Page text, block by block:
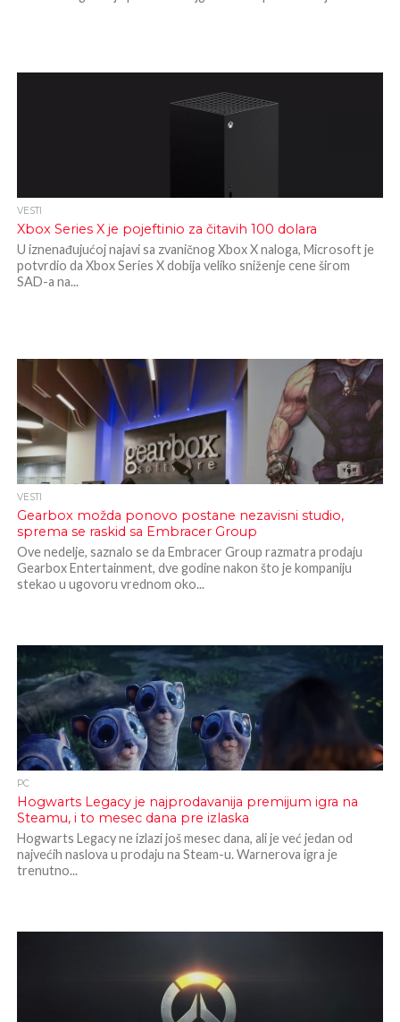
VESTI
Xbox Series X je pojeftinio za čitavih 100 dolara
U iznenađujućoj najavi sa zvaničnog Xbox X naloga, Microsoft je
potvrdio da Xbox Series X dobija veliko sniženje cene širom
SAD-a na...
VESTI
Gearbox možda ponovo postane nezavisni studio,
sprema se raskid sa Embracer Group
Ove nedelje, saznalo se da Embracer Group razmatra prodaju
Gearbox Entertainment, dve godine nakon što je kompaniju
stekao u ugovoru vrednom oko...
PC
Hogwarts Legacy je najprodavanija premijum igra na
Steamu, i to mesec dana pre izlaska
Hogwarts Legacy ne izlazi još mesec dana, ali je već jedan od
najvećih naslova u prodaju na Steam-u. Warnerova igra je
trenutno...